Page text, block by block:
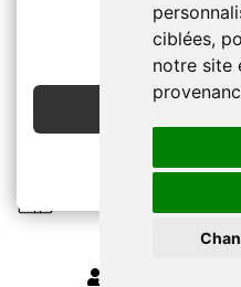
ciblées,
notre site
2€
EN
JE CRÉE
Trouvez le magasin le plus
Chaussuresonline
et bons plans !